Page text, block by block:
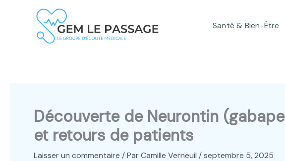
Santé & Bien-Être
Découverte de Neurontin
et retours de patients
Laisser un commentaire / ParCamille Verneuil /septembre 5, 2025